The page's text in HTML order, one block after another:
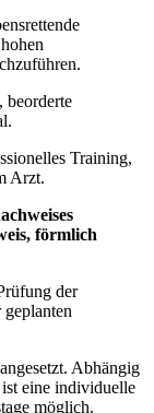
Training,
Arzt.
förmlich
der
Abhängig
eine individuelle
möglich.